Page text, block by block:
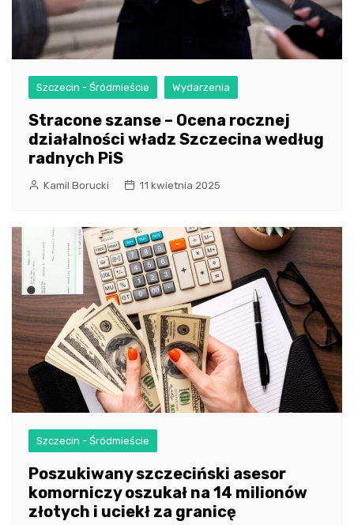
Szczecin - Śródmieście Wydarzenia
Stracone szanse – Ocena rocznej
działalności władz Szczecina według
radnych PiS
Kamil Borucki 11 kwietnia 2025
Szczecin - Śródmieście
Poszukiwany szczeciński asesor
komorniczy oszukał na 14 milionów
złotych i uciekł za granicę